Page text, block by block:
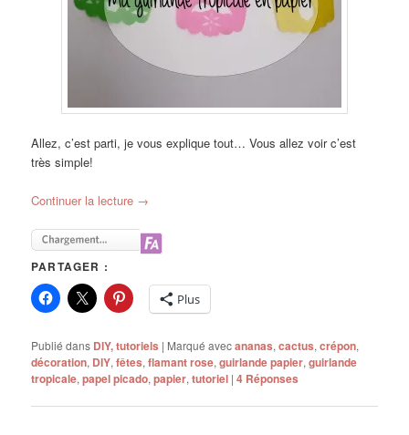
Allez, c’est parti, je vous explique tout… Vous allez voir c’est
très simple!
Continuer la lecture →
PARTAGER :
Plus
Publié dans DIY, tutoriels | Marqué avecananas,cactus,crépon,
décoration, DIY,fêtes,flamant rose,guirlande papier,guirlande
tropicale,papel picado,papier,tutoriel |4 Réponses